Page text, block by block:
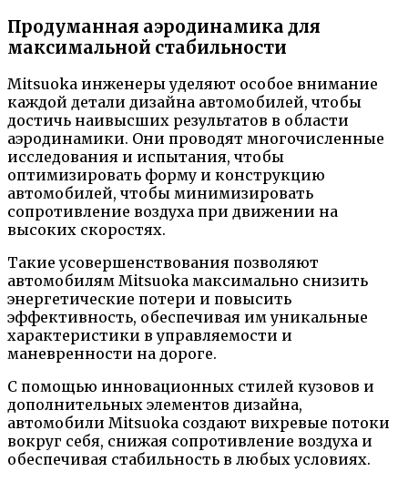
Продуманная аэродинамика для
максимальной стабильности
Mitsuoka инженеры уделяют особое внимание
каждой детали дизайна автомобилей, чтобы
достичь наивысших результатов в области
аэродинамики. Они проводят многочисленные
исследования и испытания, чтобы
оптимизировать форму и конструкцию
автомобилей, чтобы минимизировать
сопротивление воздуха при движении на
высоких скоростях.
Такие усовершенствования позволяют
автомобилям Mitsuoka максимально снизить
энергетические потери и повысить
эффективность, обеспечивая им уникальные
характеристики в управляемости и
маневренности на дороге.
С помощью инновационных стилей кузовов и
дополнительных элементов дизайна,
автомобили Mitsuoka создают вихревые потоки
вокруг себя, снижая сопротивление воздуха и
обеспечивая стабильность в любых условиях.